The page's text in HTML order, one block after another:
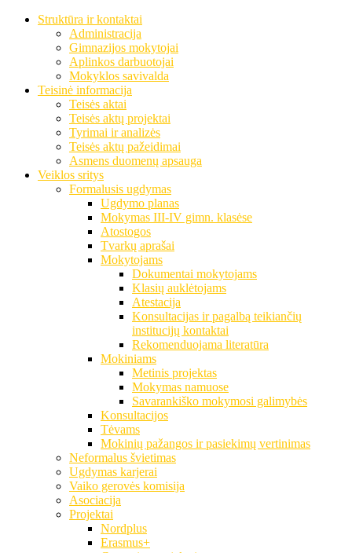
Struktūra ir kontaktai
Administracija
Gimnazijos mokytojai
Aplinkos darbuotojai
Mokyklos savivalda
Teisinė informacija
Teisės aktai
Teisės aktų projektai
Tyrimai ir analizės
Teisės aktų pažeidimai
Asmens duomenų apsauga
Veiklos sritys
Formalusis ugdymas
Ugdymo planas
Mokymas III-IV gimn. klasėse
Atostogos
Tvarkų aprašai
Mokytojams
Dokumentai mokytojams
Klasių auklėtojams
Atestacija
Konsultacijas ir pagalbą teikiančių
institucijų kontaktai
Rekomenduojama literatūra
Mokiniams
Metinis projektas
Mokymas namuose
Savarankiško mokymosi galimybės
Konsultacijos
Tėvams
Mokinių pažangos ir pasiekimų vertinimas
Neformalus švietimas
Ugdymas karjerai
Vaiko gerovės komisija
Asociacija
Projektai
Nordplus
Erasmus+